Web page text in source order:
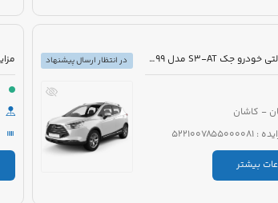
مزایده دولتی خودرو جک S3-AT مدل 1399 رنگ مشکی
- کاشان
بیشتر
در انتظار ارسال پیشنهاد